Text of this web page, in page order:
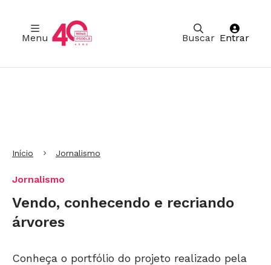
Buscar
Menu Entrar
Início Jornalismo
Jornalismo
Vendo, conhecendo e recriando
árvores
Conheça o portfólio do projeto realizado pela